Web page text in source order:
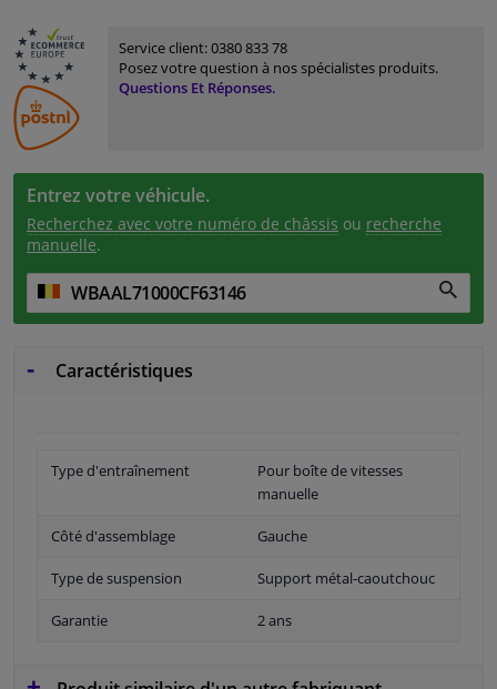
Service client:0380 833 78
Posez votre question à nos spécialistes produits.
Questions Et Réponses.
Entrez votre véhicule.
Recherchez avec votre numéro de châssis ou recherche
manuelle.
Caractéristiques
Type d'entraînement
Pour boîte de vitesses
manuelle
Côté d'assemblage Gauche
Type de suspension Support métal-caoutchouc
Garantie 2 ans